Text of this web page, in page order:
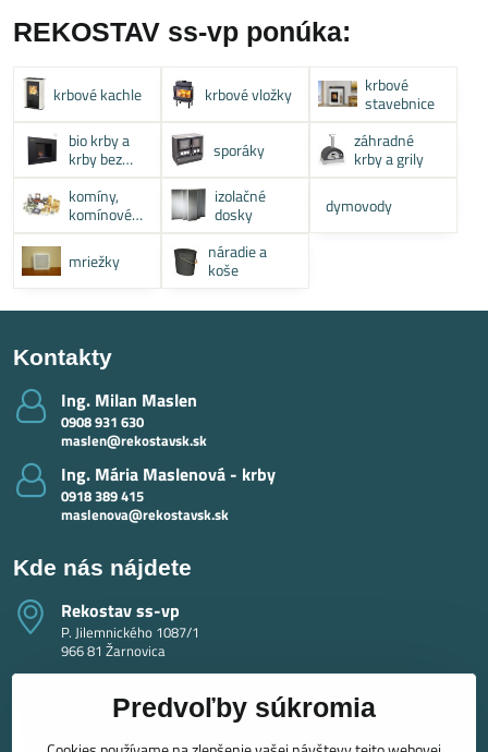
REKOSTAV ss-vp ponúka:
krbové kachle krbové vložky
krbové
stavebnice
bio krby a
krby bez
komína
sporáky
záhradné
krby a grily
komíny,
komínové
systémy
izolačné
dosky
dymovody
mriežky
náradie a
koše
Kontakty
Ing​. Milan Maslen
0908 931 630
maslen@rekostavsk.sk
Ing​. Mária Maslenová - krby
0918 389 415
maslenova@rekostavsk.sk
Kde nás nájdete
Rekostav ss-vp
P. Jilemnického 1087/1
966 81 Žarnovica
Predvoľby súkromia